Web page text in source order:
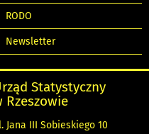
RODO
Newsletter
Statystyczny
Rzeszowie
Jana III Sobieskiego 10